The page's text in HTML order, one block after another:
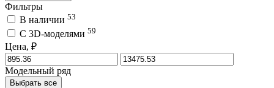
Фильтры
В наличии 53
C 3D-моделями 59
Цена, ₽
Модельный ряд
Выбрать все